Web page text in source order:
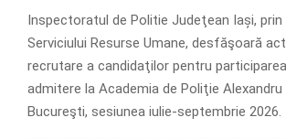
Inspectoratul de Politie Judeţean Iași, prin
Serviciului Resurse Umane, desfăşoară
recrutare a candidaţilor pentru
admitere la Academia de Poliţie Alexandru
Bucureşti, sesiunea iulie-septembrie 2026.